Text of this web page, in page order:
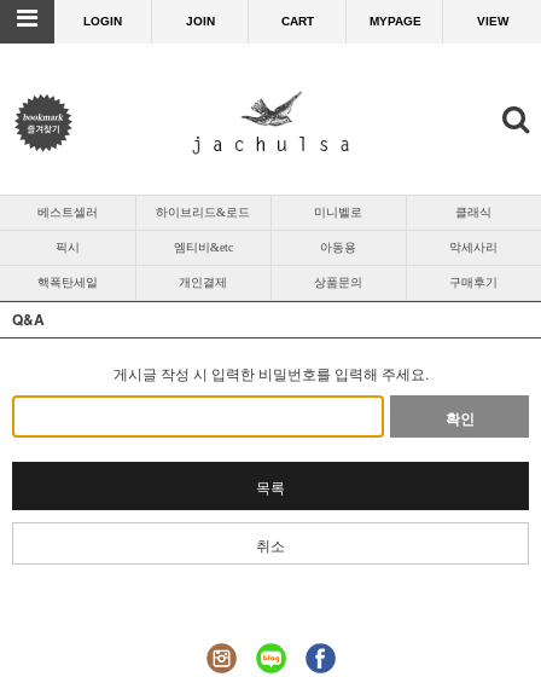
LOGIN JOIN CART MYPAGE VIEW
베스트셀러 하이브리드&로드 미니벨로 클래식
픽시 엠티비&etc 아동용 악세사리
핵폭탄세일 개인결제 상품문의 구매후기
Q&A
게시글 작성 시 입력한 비밀번호를 입력해 주세요.
확인
목록
취소